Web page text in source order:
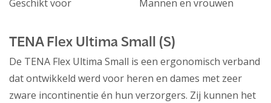
Geschikt voor
Mannen en vrouwen
TENA Flex Ultima Small (S)
De TENA Flex Ultima Small is een ergonomisch verband
dat ontwikkeld werd voor heren en dames met zeer
zware incontinentie én hun verzorgers. Zij kunnen het